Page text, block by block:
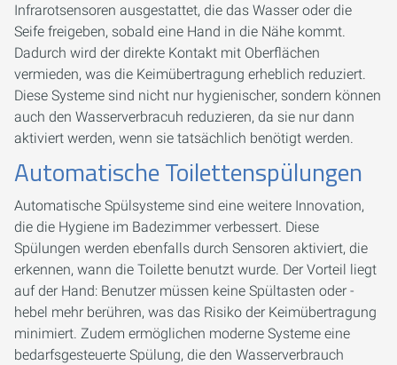
Infrarotsensoren ausgestattet, die das Wasser oder die
Seife freigeben, sobald eine Hand in die Nähe kommt.
Dadurch wird der direkte Kontakt mit Oberflächen
vermieden, was die Keimübertragung erheblich reduziert.
Diese Systeme sind nicht nur hygienischer, sondern können
auch den Wasserverbracuh reduzieren, da sie nur dann
aktiviert werden, wenn sie tatsächlich benötigt werden.
Automatische Toilettenspülungen
Automatische Spülsysteme sind eine weitere Innovation,
die die Hygiene im Badezimmer verbessert. Diese
Spülungen werden ebenfalls durch Sensoren aktiviert, die
erkennen, wann die Toilette benutzt wurde. Der Vorteil liegt
auf der Hand: Benutzer müssen keine Spültasten oder -
hebel mehr berühren, was das Risiko der Keimübertragung
minimiert. Zudem ermöglichen moderne Systeme eine
bedarfsgesteuerte Spülung, die den Wasserverbrauch